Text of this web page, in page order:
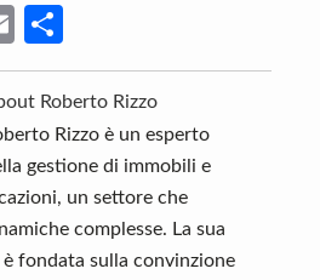
E
m
ail
o
n
di
vi
di
Roberto Rizzo
Rizzo è un esperto
gestione di immobili e
un settore che
complesse. La sua
fondata sulla convinzione